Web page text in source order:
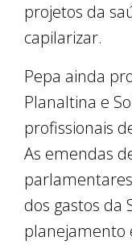
projetos da
capilarizar.
Pepa ainda
Planaltina e
profissionais
As emendas
dos gastos da
planejamento